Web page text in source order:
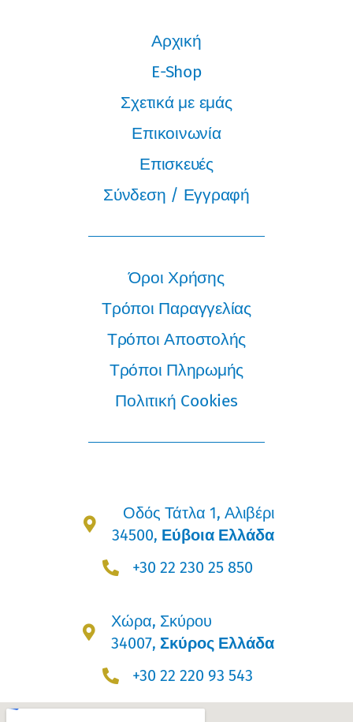
Αρχική
E-Shop
Σχετικά με εμάς
Επικοινωνία
Επισκευές
Σύνδεση / Εγγραφή
Όροι Χρήσης
Τρόποι Παραγγελίας
Τρόποι Αποστολής
Τρόποι Πληρωμής
Πολιτική Cookies
Οδός Τάτλα 1, Αλιβέρι
34500, Εύβοια Ελλάδα
+30 22 230 25 850
Χώρα, Σκύρου
34007,Σκύρος Ελλάδα
+30 22 220 93 543